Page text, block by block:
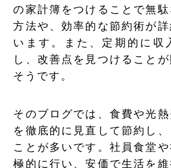
の家計簿をつけることで無
方法や、効率的な節約術が
います。また、定期的に収
し、改善点を見つけること
そうです。
そのブログでは、食費や光
を徹底的に見直して節約し
ことが多いです。社員食堂
極的に行い、安価で生活を